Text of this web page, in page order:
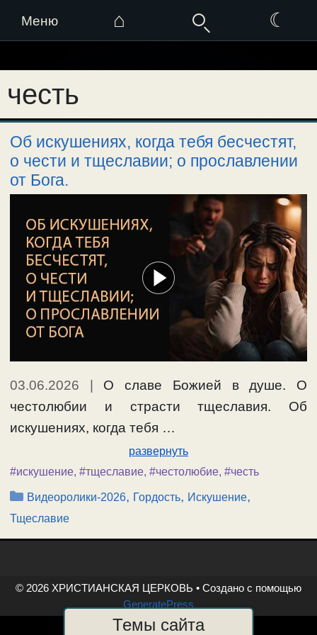
Меню ⌂ ☾
к
содержимому
честь
Об искушениях, когда тебя бесчестят,
о чести и тщеславии; о прославлении
от Бога.
03.06.2026 | О славе Божией в душе. О
честолюбии и страсти тщеславия. Об
искушениях, когда тебя …
развернуть
#искушение, #тщеславие, #честолюбие, #честь
Рубрики
Видеоролики-2026, Гордость, Искушение,
Тщеславие
© 2026 ХРИСТИАНСКАЯ ЦЕРКОВЬ • Создано с помощью
GeneratePress
Темы сайта